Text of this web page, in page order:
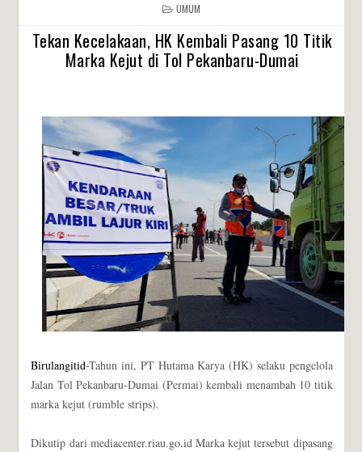
UMUM
Tekan Kecelakaan, HK Kembali Pasang 10 Titik
Marka Kejut di Tol Pekanbaru-Dumai
Birulangitid-Tahun ini, PT Hutama Karya (HK) selaku pengelola
Jalan Tol Pekanbaru-Dumai (Permai) kembali menambah 10 titik
marka kejut (rumble strips).
Dikutip dari mediacenter.riau.go.id Marka kejut tersebut dipasang